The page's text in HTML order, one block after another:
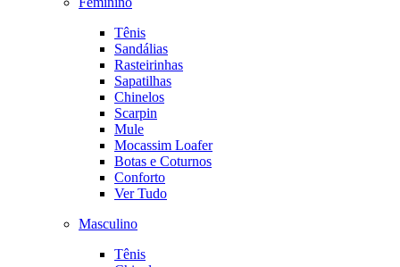
Tênis
Sandálias
Rasteirinhas
Sapatilhas
Chinelos
Scarpin
Mule
Mocassim Loafer
Botas e Coturnos
Conforto
Ver Tudo
Masculino
Tênis